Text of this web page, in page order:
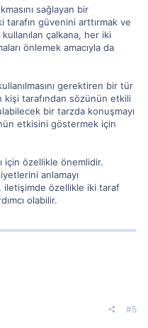
sağlayan bir
tarafın güvenini arttırmak ve
çalkana, her iki
önlemek amacıyla da
gerektiren bir tür
kişi tarafından sözünün etkili
bir tarzda konuşmayı
etkisini göstermek için
için özellikle önemlidir.
anlamayı
iletişimde özellikle iki taraf
olabilir.
#5